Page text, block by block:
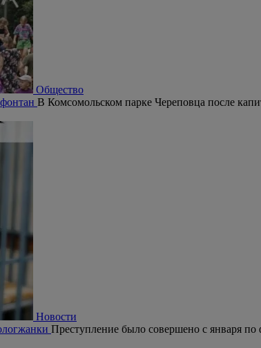
Общество
В Комсомольском парке Череповца после
Новости
Преступление было совершено с января по